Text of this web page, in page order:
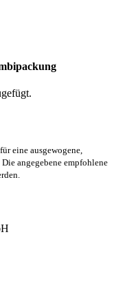
eine ausgewogene,
angegebene empfohlene